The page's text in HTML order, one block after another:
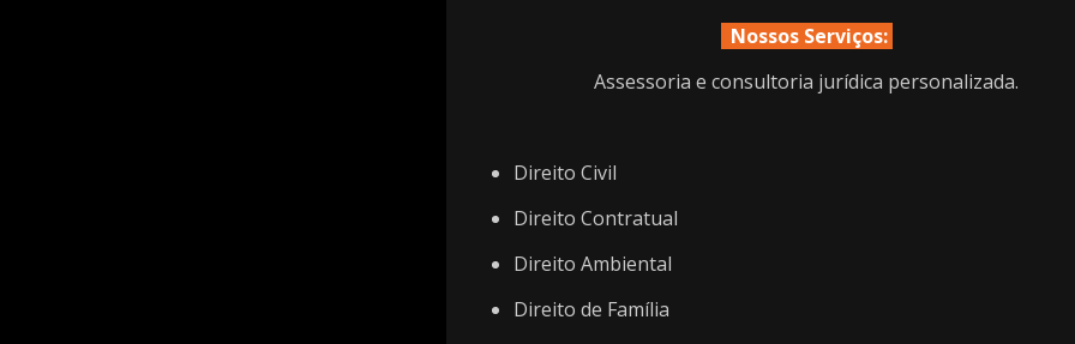
Nossos Serviços:
Assessoria e consultoria jurídica personalizada.
Direito Civil
Direito Contratual
Direito Ambiental
Direito de Família